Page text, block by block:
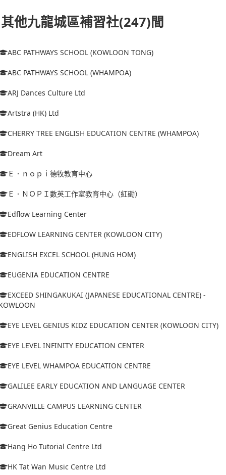
其他九龍城區補習社(247)間
ABC PATHWAYS SCHOOL (KOWLOON TONG)
ABC PATHWAYS SCHOOL (WHAMPOA)
ARJ Dances Culture Ltd
Artstra (HK) Ltd
CHERRY TREE ENGLISH EDUCATION CENTRE (WHAMPOA)
Dream Art
Ｅ．ｎｏｐｉ德牧教育中心
Ｅ．ＮＯＰＩ數英工作室教育中心（紅磡）
Edflow Learning Center
EDFLOW LEARNING CENTER (KOWLOON CITY)
ENGLISH EXCEL SCHOOL (HUNG HOM)
EUGENIA EDUCATION CENTRE
EXCEED SHINGAKUKAI (JAPANESE EDUCATIONAL CENTRE) -
EYE LEVEL GENIUS KIDZ EDUCATION CENTER (KOWLOON CITY)
EYE LEVEL INFINITY EDUCATION CENTER
EYE LEVEL WHAMPOA EDUCATION CENTRE
GALILEE EARLY EDUCATION AND LANGUAGE CENTER
GRANVILLE CAMPUS LEARNING CENTER
Great Genius Education Centre
Hang Ho Tutorial Centre Ltd
HK Tat Wan Music Centre Ltd